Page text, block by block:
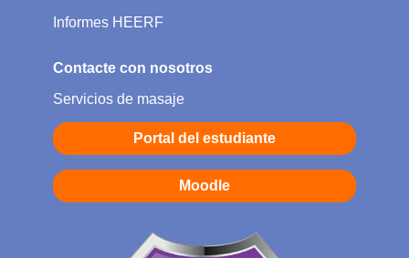
Informes HEERF
Contacte con nosotros
Servicios de masaje
Portal del estudiante
Moodle